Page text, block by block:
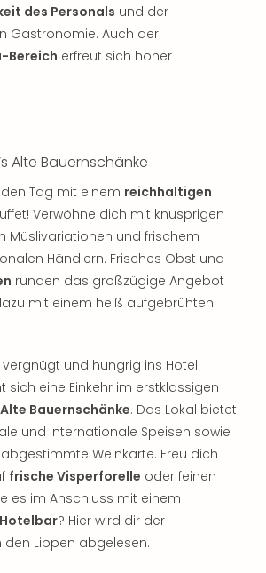
des Personals und der
Gastronomie. Auch der
Bereich erfreut sich hoher
Alte Bauernschänke
Tag mit einem reichhaltigen
Verwöhne dich mit knusprigen
Müslivariationen und frischem
Händlern. Frisches Obst und
runden das großzügige Angebot
mit einem heiß aufgebrühten
und hungrig ins Hotel
sich eine Einkehr im erstklassigen
Bauernschänke. Das Lokal bietet
und internationale Speisen sowie
Weinkarte. Freu dich
frische Visperforelle oder feinen
es im Anschluss mit einem
? Hier wird dir der
den Lippen abgelesen.